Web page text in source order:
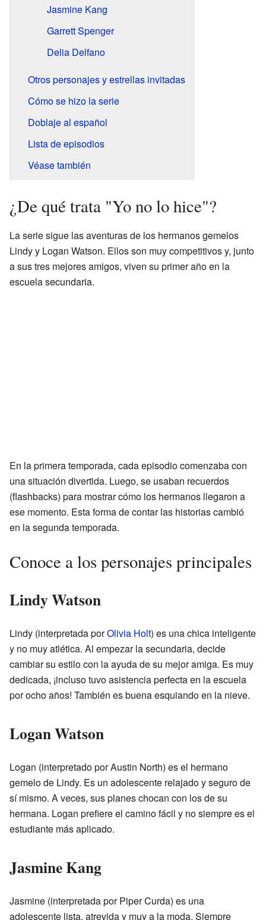
Jasmine Kang
Garrett Spenger
Delia Delfano
Otros personajes y estrellas invitadas
Cómo se hizo la serie
Doblaje al español
Lista de episodios
Véase también
¿De qué trata "Yo no lo hice"?
La serie sigue las aventuras de los hermanos gemelos
Lindy y Logan Watson. Ellos son muy competitivos y, junto
a sus tres mejores amigos, viven su primer año en la
escuela secundaria.
En la primera temporada, cada episodio comenzaba con
una situación divertida. Luego, se usaban recuerdos
(flashbacks) para mostrar cómo los hermanos llegaron a
ese momento. Esta forma de contar las historias cambió
en la segunda temporada.
Conoce a los personajes principales
Lindy Watson
Lindy (interpretada porOlivia Holt) es una chica inteligente
y no muy atlética. Al empezar la secundaria, decide
cambiar su estilo con la ayuda de su mejor amiga. Es muy
dedicada, ¡incluso tuvo asistencia perfecta en la escuela
por ocho años! También es buena esquiando en la nieve.
Logan Watson
Logan (interpretado por Austin North) es el hermano
gemelo de Lindy. Es un adolescente relajado y seguro de
sí mismo. A veces, sus planes chocan con los de su
hermana. Logan prefiere el camino fácil y no siempre es el
estudiante más aplicado.
Jasmine Kang
Jasmine (interpretada por Piper Curda) es una
adolescente lista, atrevida y muy a la moda. Siempre